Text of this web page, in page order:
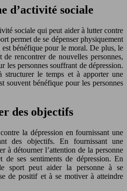
d’activité sociale
sociale qui peut aider à lutter contre
permet de se dépenser physiquement
bénéfique pour le moral. De plus, le
de rencontrer de nouvelles personnes,
les personnes souffrant de dépression.
le temps et à apporter une
souvent bénéfique pour les personnes
des objectifs
la dépression en fournissant une
des objectifs. En fournissant une
à détourner l’attention de la personne
de ses sentiments de dépression. En
sport peut aider la personne à se
de positif et à se motiver à atteindre